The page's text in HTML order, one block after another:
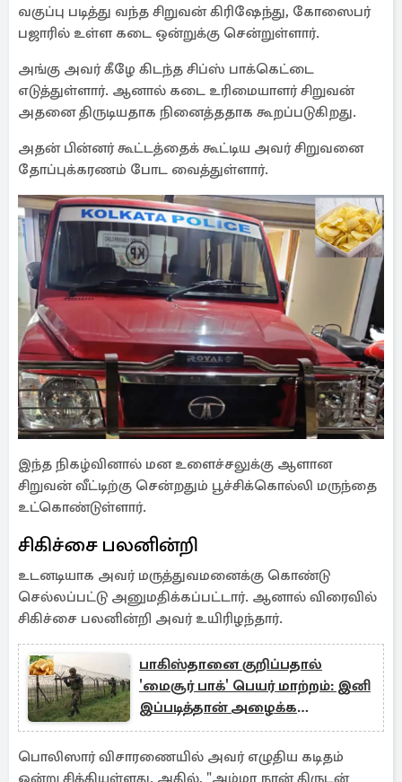
வகுப்பு படித்து வந்த சிறுவன் கிரிஷேந்து, கோஸைபர்
பஜாரில் உள்ள கடை ஒன்றுக்கு சென்றுள்ளார்.
அங்கு அவர் கீழே கிடந்த சிப்ஸ் பாக்கெட்டை
எடுத்துள்ளார். ஆனால் கடை உரிமையாளர் சிறுவன்
அதனை திருடியதாக நினைத்ததாக கூறப்படுகிறது.
அதன் பின்னர் கூட்டத்தைக் கூட்டிய அவர் சிறுவனை
தோப்புக்கரணம் போட வைத்துள்ளார்.
இந்த நிகழ்வினால் மன உளைச்சலுக்கு ஆளான
சிறுவன் வீட்டிற்கு சென்றதும் பூச்சிக்கொல்லி மருந்தை
உட்கொண்டுள்ளார்.
சிகிச்சை பலனின்றி
உடனடியாக அவர் மருத்துவமனைக்கு கொண்டு
செல்லப்பட்டு அனுமதிக்கப்பட்டார். ஆனால் விரைவில்
சிகிச்சை பலனின்றி அவர் உயிரிழந்தார்.
பாகிஸ்தானை குறிப்பதால்
'மைசூர் பாக்' பெயர் மாற்றம்: இனி
இப்படித்தான் அழைக்க
வேண்டுமாம்
பொலிஸார் விசாரணையில் அவர் எழுதிய கடிதம்
ஒன்று சிக்கியுள்ளது. அதில், "அம்மா நான் திருடன்